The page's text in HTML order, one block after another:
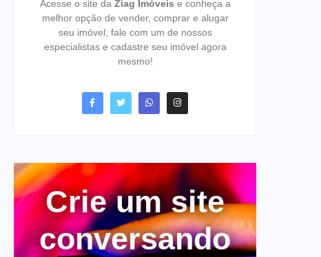
Acesse o site da Ziag Imóveis e conheça a
melhor opção de vender, comprar e alugar
seu imóvel, fale com um de nossos
especialistas e cadastre seu imóvel agora
mesmo!
Crie um site
conversando